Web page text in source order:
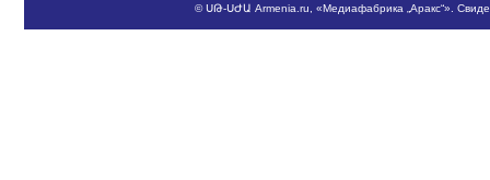
©ՍԹ-ՍԺԱ Armenia.ru , «Медиафабрика „Аракс“».